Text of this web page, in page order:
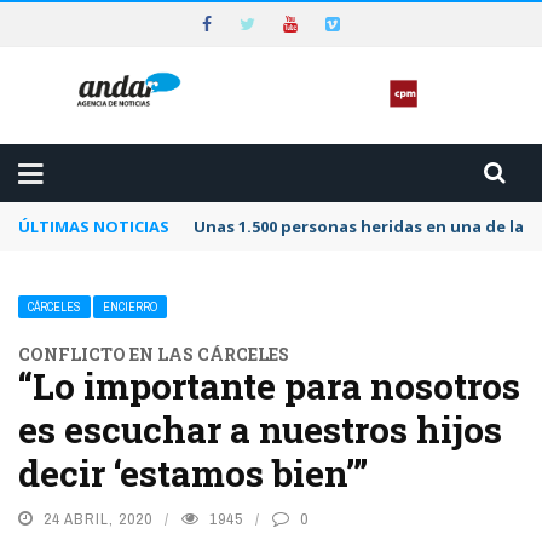
ÚLTIMAS NOTICIAS Unas 1.500 personas heridas en una de
CÁRCELES ENCIERRO
CONFLICTO EN LAS CÁRCELES
“Lo importante para nosotros
es escuchar a nuestros hijos
decir ‘estamos bien’”
24 ABRIL, 2020 1945 0